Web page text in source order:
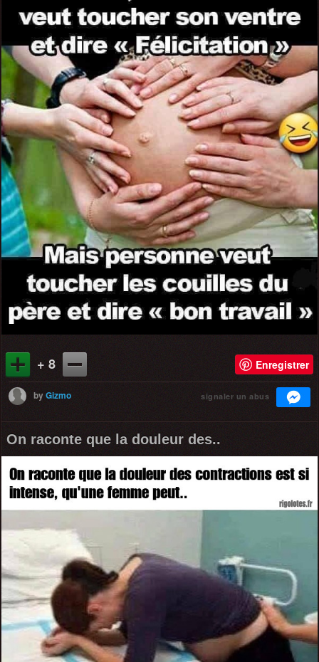
+ 8 Enregistrer
byGizmo signaler un abus
On raconte que la douleur des..